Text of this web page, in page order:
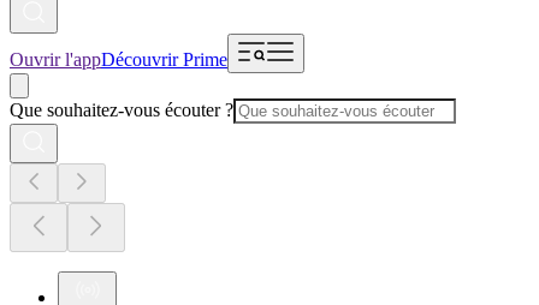
Ouvrir l'appDécouvrir Prime
Que souhaitez-vous écouter ?